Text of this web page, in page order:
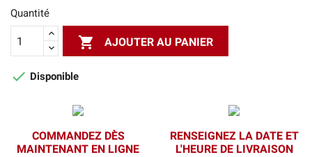
Quantité
 AJOUTER AU PANIER
 Disponible
COMMANDEZ DÈS
MAINTENANT EN LIGNE
RENSEIGNEZ LA DATE ET
L'HEURE DE LIVRAISON